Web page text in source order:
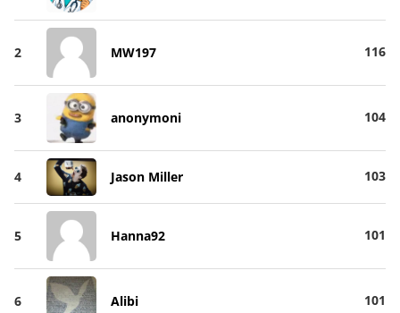
2 MW197 116
3 anonymoni 104
4 Jason Miller 103
5 Hanna92 101
6 Alibi 101